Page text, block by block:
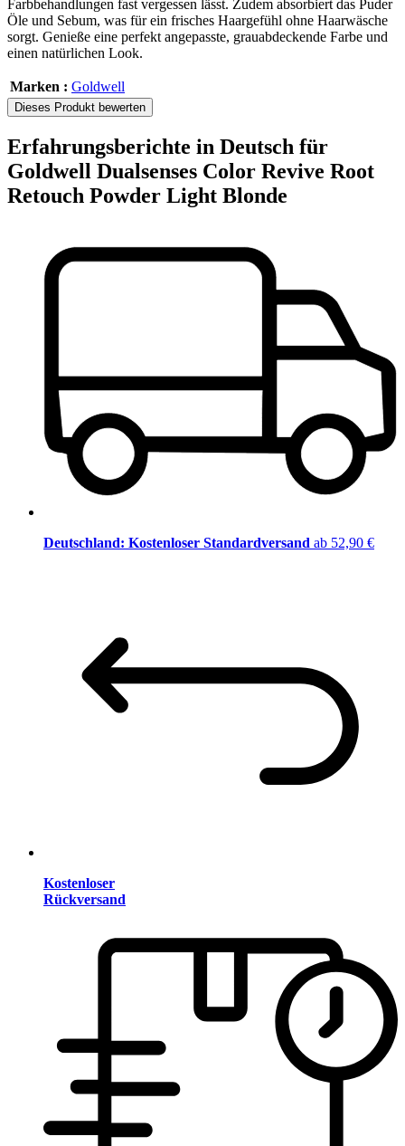
Farbbehandlungen fast vergessen lässt. Zudem absorbiert das Puder
Öle und Sebum, was für ein frisches Haargefühl ohne Haarwäsche
sorgt. Genieße eine perfekt angepasste, grauabdeckende Farbe und
einen natürlichen Look.
Marken : Goldwell
Dieses Produkt bewerten
Erfahrungsberichte in Deutsch für
Goldwell Dualsenses Color Revive Root
Retouch Powder Light Blonde
Deutschland: Kostenloser Standardversand ab 52,90 €
Kostenloser
Rückversand